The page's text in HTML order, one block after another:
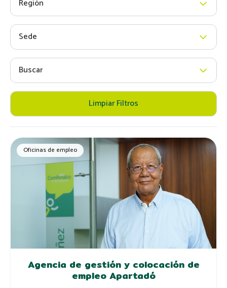
Región
Sede
Buscar
Limpiar Filtros
Oficinas de empleo
Agencia de gestión y colocación de
empleo Apartadó